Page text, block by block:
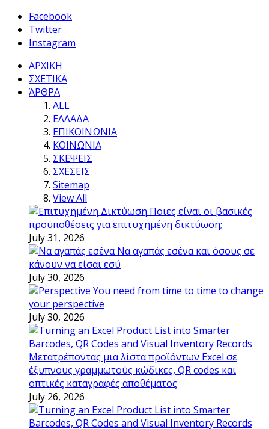
Facebook
Twitter
Instagram
ΑΡΧΙΚΗ
ΣΧΕΤΙΚΑ
ΆΡΘΡΑ
ALL
ΕΛΛΑΔΑ
ΕΠΙΚΟΙΝΩΝΙΑ
ΚΟΙΝΩΝΙΑ
ΣΚΕΨΕΙΣ
ΣΧΕΣΕΙΣ
Sitemap
View All
Ποιες είναι οι βασικές
προϋποθέσεις για επιτυχημένη δικτύωση;
July 31, 2026
Να αγαπάς εσένα και όσους σε
κάνουν να είσαι εσύ
July 30, 2026
You need from time to time to change
your perspective
July 30, 2026
Μετατρέποντας μια λίστα προϊόντων Excel σε
έξυπνους γραμμωτούς κώδικες, QR codes και
οπτικές καταγραφές αποθέματος
July 26, 2026